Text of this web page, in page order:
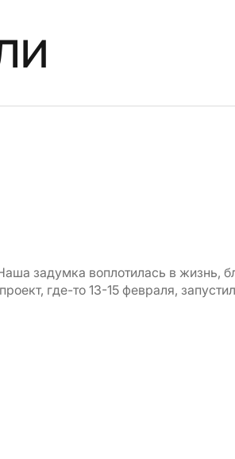
задумка воплотилась в жизнь,
где-то 13-15 февраля,